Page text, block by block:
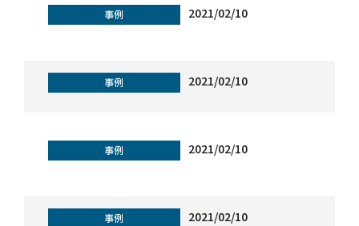
事例 2021/02/10
事例 2021/02/10
事例 2021/02/10
事例 2021/02/10